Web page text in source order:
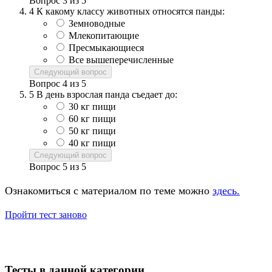
4 К какому классу животных относятся панды:
Земноводные
Млекопитающие
Пресмыкающиеся
Все вышеперечисленные
Следующий вопрос
Вопрос 4 из 5
5 В день взрослая панда съедает до:
30 кг пищи
60 кг пищи
50 кг пищи
40 кг пищи
Следующий вопрос
Вопрос 5 из 5
Ознакомиться с материалом по теме можно здесь.
Пройти тест заново